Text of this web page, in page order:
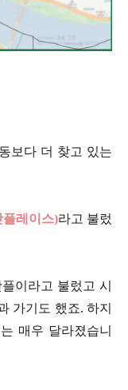
보다 더 찾고 있는
레이스)라고 불렀
이라고 불렀고 시
가기도 했죠. 하지
매우 달라졌습니